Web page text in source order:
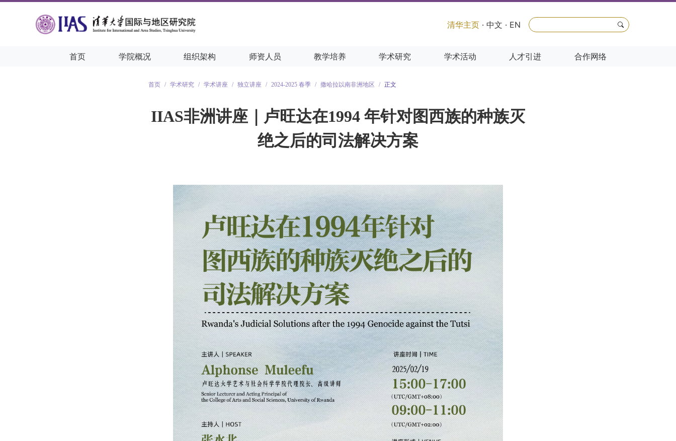
首页 学院概况 组织架构 师资人员 教学培养 学术研究 学术活动 人才引进 合作网络
清华主页 · 中文 · EN
首页 / 学术研究 / 学术讲座 / 独立讲座 / 2024-2025 春季 / 撒哈拉以南非洲地区 / 正文
IIAS非洲讲座｜卢旺达在1994 年针对图西族的种族灭
绝之后的司法解决方案